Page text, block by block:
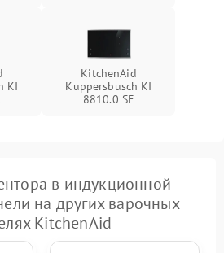
KI
KitchenAid
Kuppersbusch KI
8810.0 SE
в индукционной
на других варочных
KitchenAid